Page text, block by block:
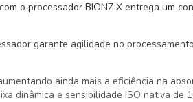
o processador BIONZ X entrega um
garante agilidade no
ainda mais a eficiência na
dinâmica e sensibilidade ISO nativa de